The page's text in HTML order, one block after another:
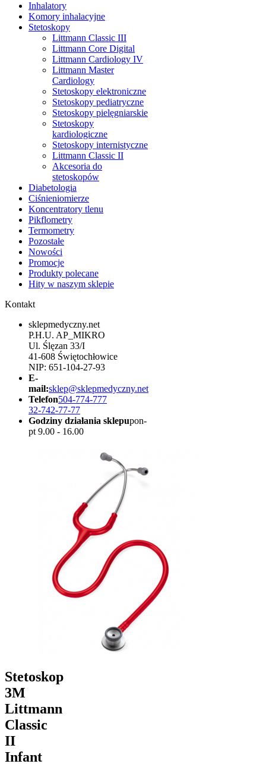
Inhalatory
Komory inhalacyjne
Stetoskopy
Littmann Classic III
Littmann Core Digital
Littmann Cardiology IV
Littmann Master
Cardiology
Stetoskopy elektroniczne
Stetoskopy pediatryczne
Stetoskopy pielęgniarskie
Stetoskopy
kardiologiczne
Stetoskopy internistyczne
Littmann Classic II
Akcesoria do
stetoskopów
Diabetologia
Ciśnieniomierze
Koncentratory tlenu
Pikflometry
Termometry
Pozostałe
Nowości
Promocje
Produkty polecane
Hity w naszym sklepie
Kontakt
sklepmedyczny.net
P.H.U. AP_MIKRO
Ul. Ślęzan 33/I
41-608 Świętochłowice
NIP: 651-104-27-93
E-
mail:sklep@sklepmedyczny.net
Telefon504-774-777
32-742-77-77
Godziny działania sklepupon-
pt 9.00 - 16.00
Stetoskop
3M
Littmann
Classic
II
Infant